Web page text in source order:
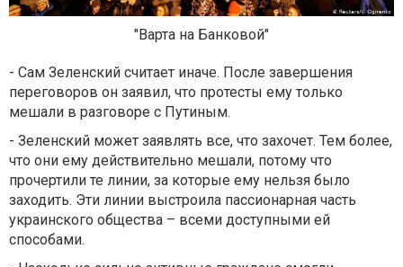
"Варта на Банковой"
- Сам Зеленский считает иначе. После завершения
переговоров он заявил, что протесты ему только
мешали в разговоре с Путиным.
- Зеленский может заявлять все, что захочет. Тем более,
что они ему действительно мешали, потому что
прочертили те линии, за которые ему нельзя было
заходить. Эти линии выстроила пассионарная часть
украинского общества – всеми доступными ей
способами.